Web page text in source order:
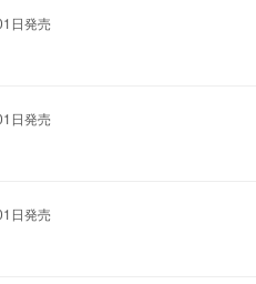
日発売
日発売
日発売